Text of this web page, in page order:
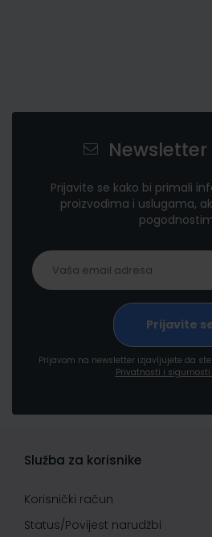
Prijavite se kako bi primali
proizvodima i uslugama,
Prijavom na newsletter izjavljujete da
Privatnosti i
Služba za korisnike
Korisnički račun
Status/Povijest narudžbi